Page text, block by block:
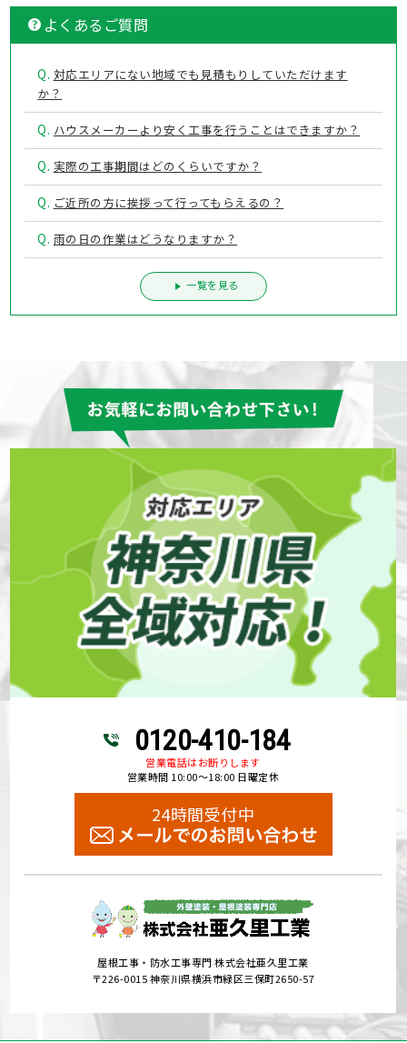
よくあるご質問
Q. 対応エリアにない地域でも見積もりしていただけます
か？
Q. ハウスメーカーより安く工事を行うことはできますか？
Q. 実際の工事期間はどのくらいですか？
Q. ご近所の方に挨拶って行ってもらえるの？
Q. 雨の日の作業はどうなりますか？
一覧を見る
0120-410-184
営業電話はお断りします
営業時間 10:00～18:00 日曜定休
24時間受付中
屋根工事・防水工事専門 株式会社亜久里工業
〒226-0015 神奈川県横浜市緑区三保町2650-57